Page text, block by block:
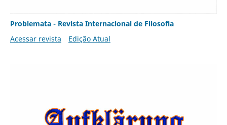
Problemata - Revista Internacional de Filosofia
Acessar revista
Edição Atual